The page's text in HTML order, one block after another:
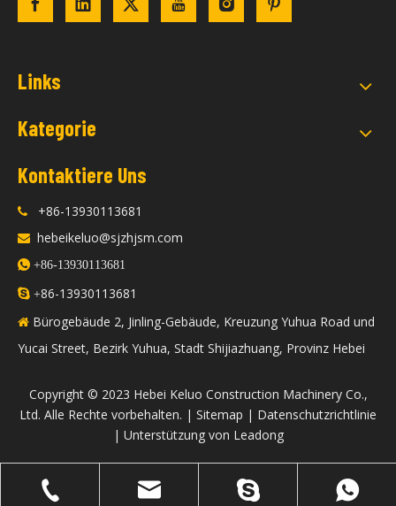
Links
Kategorie
Kontaktiere Uns
 +86-13930113681
 hebeikeluo@sjzhjsm.com
 +86-13930113681
 +86-13930113681
 Bürogebäude 2, Jinling-Gebäude, Kreuzung Yuhua Road und
Yucai Street, Bezirk Yuhua, Stadt Shijiazhuang, Provinz Hebei
​Copyright © 2023 Hebei Keluo Construction Machinery Co.,
Ltd. Alle Rechte vorbehalten. | Sitemap | Datenschutzrichtlinie
| Unterstützung von Leadong